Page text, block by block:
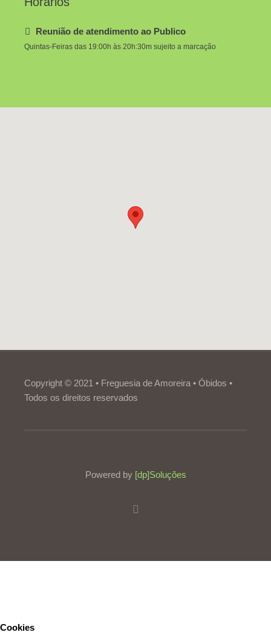
Reunião de atendimento ao Publico
Quintas-Feiras das 19:00h às 20h:30m sujeito a marcação
Copyright © 2021 • Freguesia de Amoreira • Óbidos •
Todos os direitos reservados
Powered by [dp]Soluções
Cookies